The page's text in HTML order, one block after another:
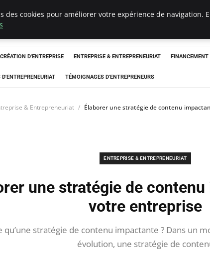
CRÉATION D'ENTREPRISE ENTREPRISE & ENTREPRENEURIAT
D'ENTREPRENEURIAT TÉMOIGNAGES D'ENTREPRENEURS
& Entrepreneuriat Élaborer une stratégie de contenu
ENTREPRISE & ENTREPRENEURIAT
une stratégie de
votre entreprise
qu’une stratégie de contenu impactante ? Dans un
évolution, une stratégie de
des cookies pour améliorer votre expérience de